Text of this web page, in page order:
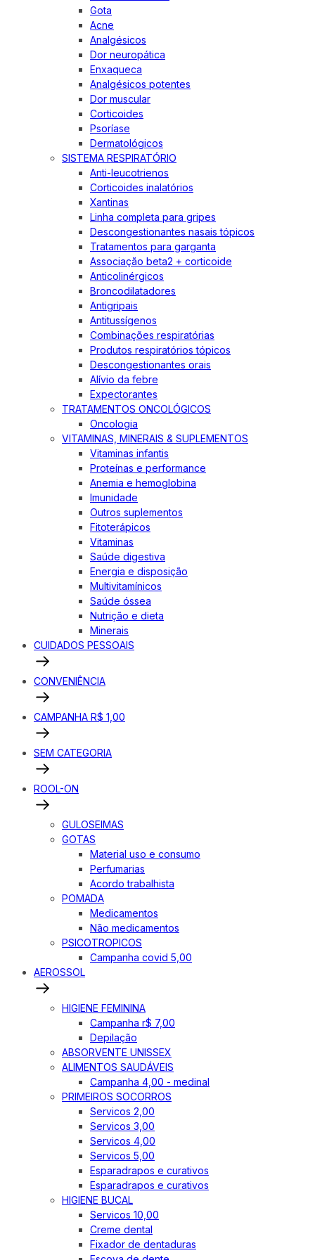
Gota
Acne
Analgésicos
Dor neuropática
Enxaqueca
Analgésicos potentes
Dor muscular
Corticoides
Psoríase
Dermatológicos
SISTEMA RESPIRATÓRIO
Anti-leucotrienos
Corticoides inalatórios
Xantinas
Linha completa para gripes
Descongestionantes nasais tópicos
Tratamentos para garganta
Associação beta2 + corticoide
Anticolinérgicos
Broncodilatadores
Antigripais
Antitussígenos
Combinações respiratórias
Produtos respiratórios tópicos
Descongestionantes orais
Alívio da febre
Expectorantes
TRATAMENTOS ONCOLÓGICOS
Oncologia
VITAMINAS, MINERAIS & SUPLEMENTOS
Vitaminas infantis
Proteínas e performance
Anemia e hemoglobina
Imunidade
Outros suplementos
Fitoterápicos
Vitaminas
Saúde digestiva
Energia e disposição
Multivitamínicos
Saúde óssea
Nutrição e dieta
Minerais
CUIDADOS PESSOAIS
CONVENIÊNCIA
CAMPANHA R$ 1,00
SEM CATEGORIA
ROOL-ON
GULOSEIMAS
GOTAS
Material uso e consumo
Perfumarias
Acordo trabalhista
POMADA
Medicamentos
Não medicamentos
PSICOTROPICOS
Campanha covid 5,00
AEROSSOL
HIGIENE FEMININA
Campanha r$ 7,00
Depilação
ABSORVENTE UNISSEX
ALIMENTOS SAUDÁVEIS
Campanha 4,00 - medinal
PRIMEIROS SOCORROS
Servicos 2,00
Servicos 3,00
Servicos 4,00
Servicos 5,00
Esparadrapos e curativos
Esparadrapos e curativos
HIGIENE BUCAL
Servicos 10,00
Creme dental
Fixador de dentaduras